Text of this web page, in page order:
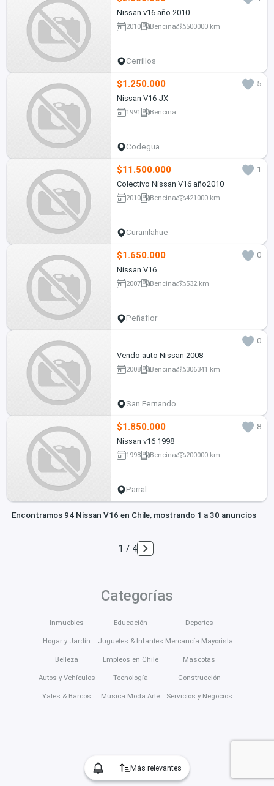
Más relevantes
Nissan v16 año 2010
2010 Bencina 500000 km
Cerrillos
$1.250.000
5
Nissan V16 JX
1991 Bencina
Codegua
$11.500.000
1
Colectivo Nissan V16 año2010
2010 Bencina 421000 km
Curanilahue
$1.650.000
0
Nissan V16
2007 Bencina 532 km
Peñaflor
0
Vendo auto Nissan 2008
2008 Bencina 306341 km
San Fernando
$1.850.000
8
Nissan v16 1998
1998 Bencina 200000 km
Parral
Encontramos 94 Nissan V16 en Chile, mostrando 1 a 30 anuncios
1 / 4
Categorías
Inmuebles
Hogar y Jardín
Belleza
Autos y Vehículos
Yates & Barcos
Educación
Juguetes & Infantes
Empleos en Chile
Tecnología
Música Moda Arte
Deportes
Mercancía Mayorista
Mascotas
Construcción
Servicios y Negocios